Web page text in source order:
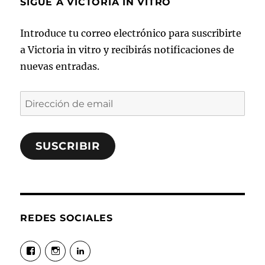
Introduce tu correo electrónico para suscribirte
a Victoria in vitro y recibirás notificaciones de
nuevas entradas.
Dirección
de
email
SUSCRIBIR
REDES SOCIALES
Ver
perfil
Ver
perfil
Ver
perfil